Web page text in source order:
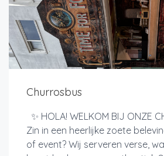
Churrosbus
✨ HOLA! WELKOM BIJ ONZE
Zin in een heerlijke zoete
of event? Wij serveren verse,